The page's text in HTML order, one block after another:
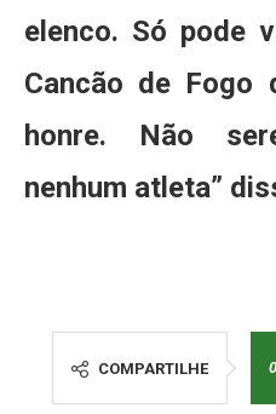
elenco. Só pode
Cancão de Fogo
honre. Não
nenhum atleta”
COMPARTILHE 0